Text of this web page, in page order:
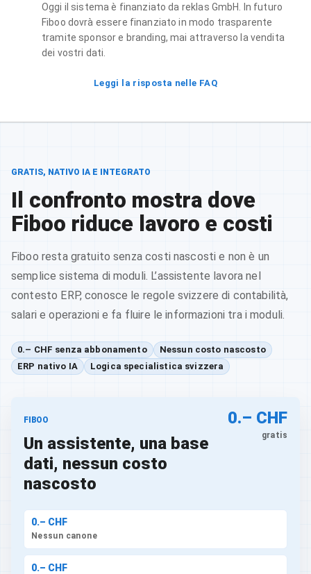
Oggi il sistema è finanziato da reklas GmbH. In futuro
Fiboo dovrà essere finanziato in modo trasparente
tramite sponsor e branding, mai attraverso la vendita
dei vostri dati.
Leggi la risposta nelle FAQ
GRATIS, NATIVO IA E INTEGRATO
Il confronto mostra dove
Fiboo riduce lavoro e costi
Fiboo resta gratuito senza costi nascosti e non è un
semplice sistema di moduli. L’assistente lavora nel
contesto ERP, conosce le regole svizzere di contabilità,
salari e operazioni e fa fluire le informazioni tra i moduli.
0.– CHF senza abbonamento
Nessun costo nascosto
ERP nativo IA
Logica specialistica svizzera
FIBOO
Un assistente, una base
dati, nessun costo
nascosto
0.– CHF
gratis
0.– CHF
Nessun canone
0.– CHF